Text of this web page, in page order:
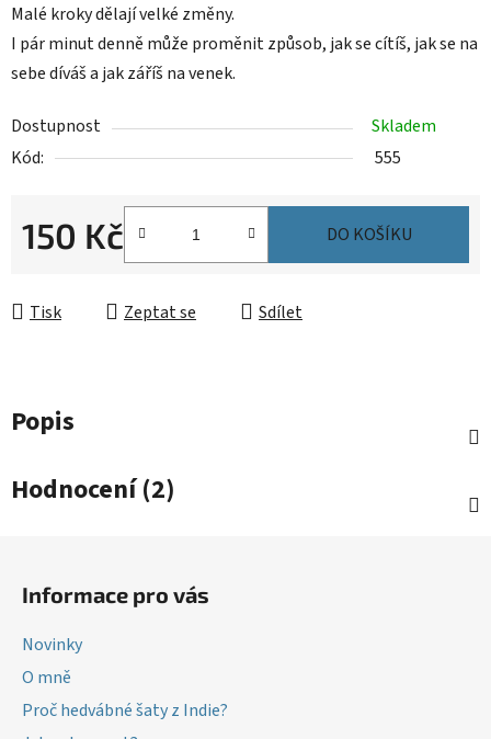
Malé kroky dělají velké změny.
I pár minut denně může proměnit způsob, jak se cítíš, jak se na
sebe díváš a jak záříš na venek.
Dostupnost
Skladem
Kód:
555
150 Kč DO KOŠÍKU
Tisk Zeptat se Sdílet
Popis
Hodnocení (2)
Informace pro vás
Novinky
O mně
Proč hedvábné šaty z Indie?